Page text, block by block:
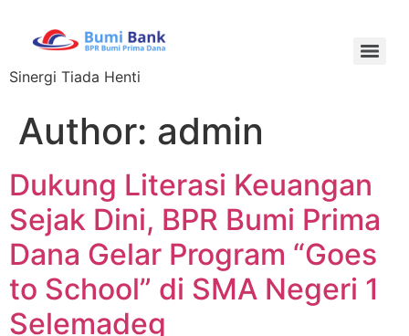
Sinergi Tiada Henti
Author: admin
Dukung Literasi Keuangan
Sejak Dini, BPR Bumi Prima
Dana Gelar Program “Goes
to School” di SMA Negeri 1
Selemadeg